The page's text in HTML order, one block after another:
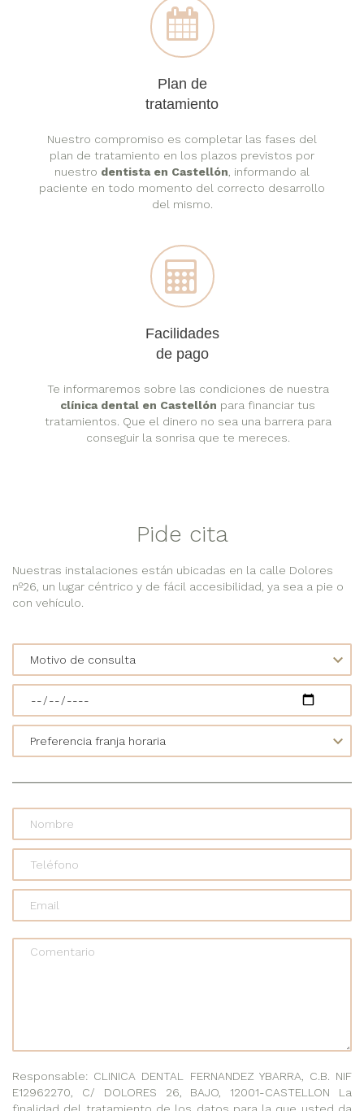
Plan de
tratamiento
Nuestro compromiso es completar las fases del
plan de tratamiento en los plazos previstos por
nuestro dentista en Castellón , informando al
paciente en todo momento del correcto desarrollo
del mismo.
Facilidades
de pago
Te informaremos sobre las condiciones de nuestra
clínica dental en Castellón para financiar tus
tratamientos. Que el dinero no sea una barrera para
conseguir la sonrisa que te mereces.
Pide cita
Nuestras instalaciones están ubicadas en la calle Dolores
nº26, un lugar céntrico y de fácil accesibilidad, ya sea a pie o
con vehículo.
Responsable: CLINICA DENTAL FERNANDEZ YBARRA, C.B. NIF
E12962270, C/ DOLORES 26, BAJO, 12001-CASTELLON La